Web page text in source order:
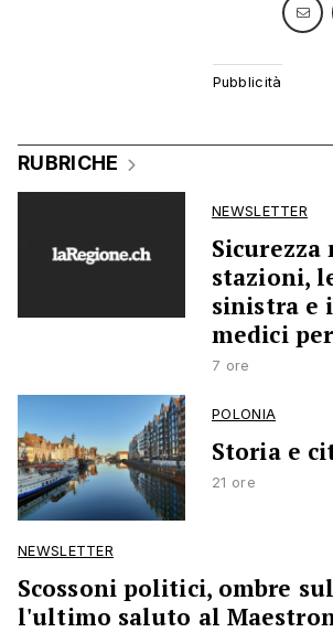
RUBRICHE
NEWSLETTER
Sicurezza
stazioni,
sinistra e
medici
7 ore
POLONIA
Storia e
21 ore
NEWSLETTER
Scossoni politici, ombre
l'ultimo saluto al